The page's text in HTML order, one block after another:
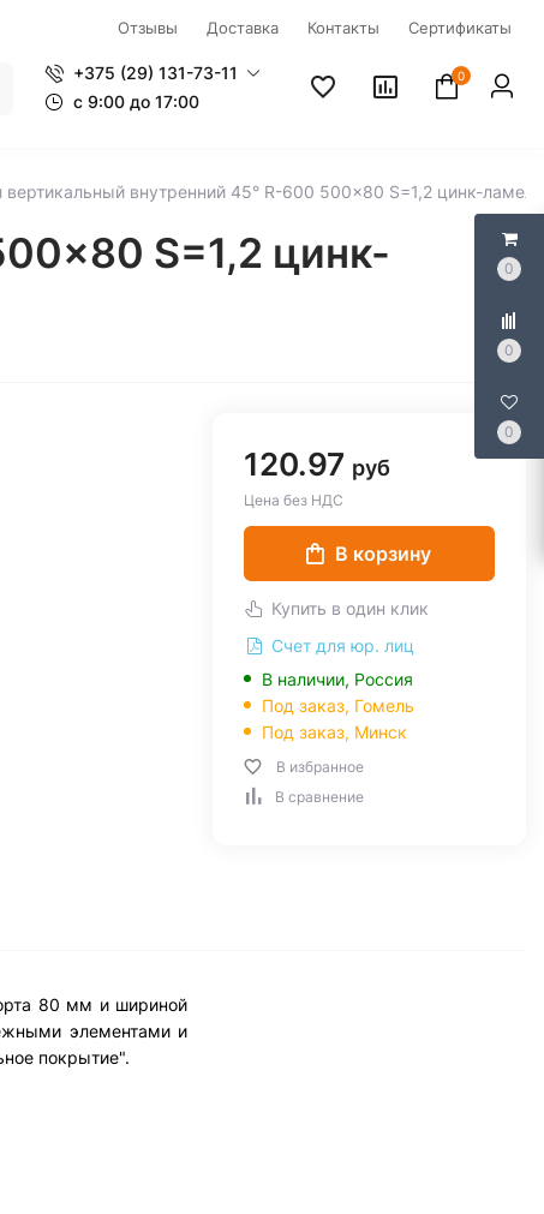
0
0
0
Отзывы Доставка Контакты Сертификаты
+375 (29) 131-73-11
c 9:00 до 17:00
0
вертикальный внутренний 45° R-600 500x80 S=1,2 цинк-
S=1,2 цинк-
120.97 руб
Цена без НДС
В корзину
Купить в один клик
Счет для юр. лиц
В наличии, Россия
Под заказ, Гомель
Под заказ, Минск
В избранное
В сравнение
80 мм и шириной
элементами и
покрытие".